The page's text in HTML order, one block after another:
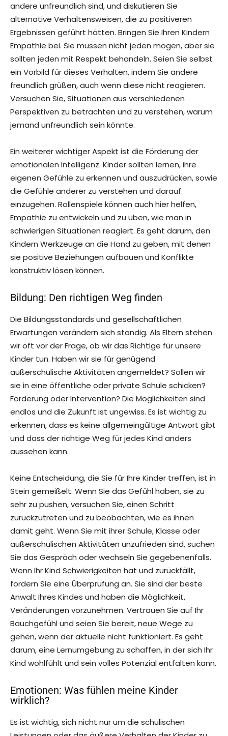
andere unfreundlich sind, und diskutieren Sie
alternative Verhaltensweisen, die zu positiveren
Ergebnissen geführt hätten. Bringen Sie Ihren Kindern
Empathie bei. Sie müssen nicht jeden mögen, aber sie
sollten jeden mit Respekt behandeln. Seien Sie selbst
ein Vorbild für dieses Verhalten, indem Sie andere
freundlich grüßen, auch wenn diese nicht reagieren.
Versuchen Sie, Situationen aus verschiedenen
Perspektiven zu betrachten und zu verstehen, warum
jemand unfreundlich sein könnte.
Ein weiterer wichtiger Aspekt ist die Förderung der
emotionalen Intelligenz. Kinder sollten lernen, ihre
eigenen Gefühle zu erkennen und auszudrücken, sowie
die Gefühle anderer zu verstehen und darauf
einzugehen. Rollenspiele können auch hier helfen,
Empathie zu entwickeln und zu üben, wie man in
schwierigen Situationen reagiert. Es geht darum, den
Kindern Werkzeuge an die Hand zu geben, mit denen
sie positive Beziehungen aufbauen und Konflikte
konstruktiv lösen können.
Bildung: Den richtigen Weg finden
Die Bildungsstandards und gesellschaftlichen
Erwartungen verändern sich ständig. Als Eltern stehen
wir oft vor der Frage, ob wir das Richtige für unsere
Kinder tun. Haben wir sie für genügend
außerschulische Aktivitäten angemeldet? Sollen wir
sie in eine öffentliche oder private Schule schicken?
Förderung oder Intervention? Die Möglichkeiten sind
endlos und die Zukunft ist ungewiss. Es ist wichtig zu
erkennen, dass es keine allgemeingültige Antwort gibt
und dass der richtige Weg für jedes Kind anders
aussehen kann.
Keine Entscheidung, die Sie für Ihre Kinder treffen, ist in
Stein gemeißelt. Wenn Sie das Gefühl haben, sie zu
sehr zu pushen, versuchen Sie, einen Schritt
zurückzutreten und zu beobachten, wie es ihnen
damit geht. Wenn Sie mit ihrer Schule, Klasse oder
außerschulischen Aktivitäten unzufrieden sind, suchen
Sie das Gespräch oder wechseln Sie gegebenenfalls.
Wenn Ihr Kind Schwierigkeiten hat und zurückfällt,
fordern Sie eine Überprüfung an. Sie sind der beste
Anwalt Ihres Kindes und haben die Möglichkeit,
Veränderungen vorzunehmen. Vertrauen Sie auf Ihr
Bauchgefühl und seien Sie bereit, neue Wege zu
gehen, wenn der aktuelle nicht funktioniert. Es geht
darum, eine Lernumgebung zu schaffen, in der sich Ihr
Kind wohlfühlt und sein volles Potenzial entfalten kann.
Emotionen: Was fühlen meine Kinder
wirklich?
Es ist wichtig, sich nicht nur um die schulischen